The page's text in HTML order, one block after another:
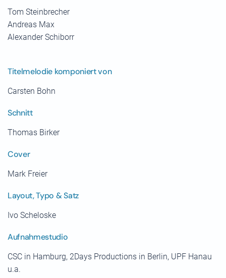
Tom Steinbrecher
Andreas Max
Alexander Schiborr
Titelmelodie komponiert von
Carsten Bohn
Schnitt
Thomas Birker
Cover
Mark Freier
Layout, Typo & Satz
Ivo Scheloske
Aufnahmestudio
CSC in Hamburg, 2Days Productions in Berlin, UPF Hanau
u.a.